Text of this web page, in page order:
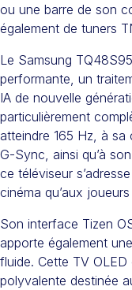
ou une barre de son
également de tuners
Le Samsung
performante, un
IA de nouvelle
particulièrement
atteindre 165 Hz, à sa
G-Sync, ainsi qu’à
ce téléviseur
cinéma qu’aux
Son interface Tizen
apporte également
fluide. Cette TV
polyvalente destinée